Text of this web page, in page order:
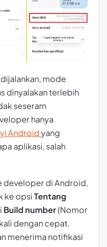
mode
dinyalakan terlebih
seseram
hanya
Androidyang
aplikasi, salah
developer di Android,
ke opsiTentang
Build number(Nomor
dengan cepat.
menerima notifikasi